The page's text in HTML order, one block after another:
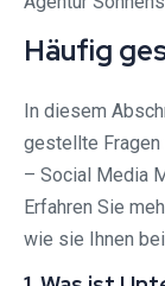
Häufig
In diesem
gestellte Fragen
– Social Media
Erfahren Sie
wie sie Ihnen